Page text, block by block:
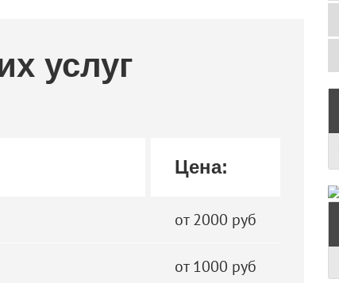
услуг
Цена:
от 2000 руб
от 1000 руб